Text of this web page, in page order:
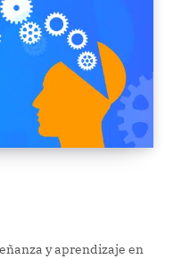
y aprendizaje en